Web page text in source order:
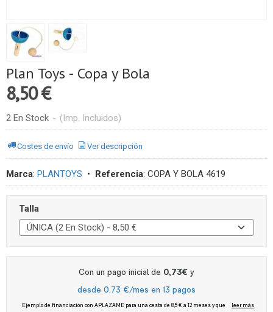
Plan Toys - Copa y Bola
8,50 €
2 En Stock - (Imp. Incluidos)
Costes de envío Ver descripción
Marca: PLANTOYS • Referencia: COPA Y BOLA 4619
Talla